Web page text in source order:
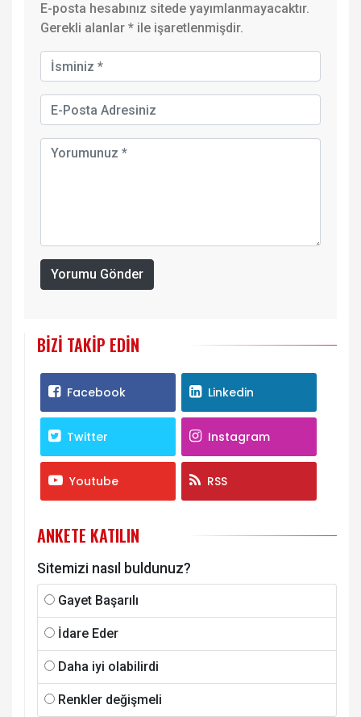
E-posta hesabınız sitede yayımlanmayacaktır.
Gerekli alanlar * ile işaretlenmişdir.
Yorumu Gönder
BIZI TAKIP EDIN
Facebook Linkedin
Twitter Instagram
Youtube RSS
ANKETE KATILIN
Sitemizi nasıl buldunuz?
Gayet Başarılı
İdare Eder
Daha iyi olabilirdi
Renkler değişmeli